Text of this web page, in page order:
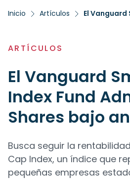
Inicio Artículos El
ARTÍCULOS
El Vanguard
Index Fund
Shares bajo
Busca seguir la rentabilidad
Cap Index, un índice que
pequeñas empresas